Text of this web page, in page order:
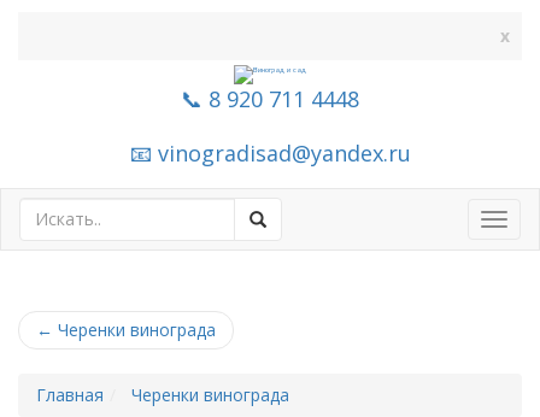
x
📞 8 920 711 4448
📧 vinogradisad@yandex.ru
← Черенки винограда
Главная Черенки винограда